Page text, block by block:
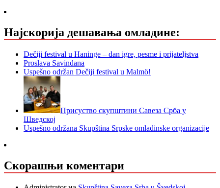
Најскорија дешавања омладине:
Dečiji festival u Haninge – dan igre, pesme i prijateljstva
Proslava Savindana
Uspešno održan Dečiji festival u Malmö!
Присуство скупштини Савеза Срба у
Шведској
Uspešno održana Skupština Srpske omladinske organizacije
Скорашњи коментари